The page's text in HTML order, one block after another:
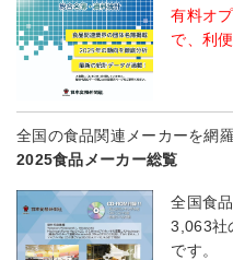
有料オ
で、利
全国の食品関連メーカーを
2025食品メーカー総覧
全国食
3,063社
です。